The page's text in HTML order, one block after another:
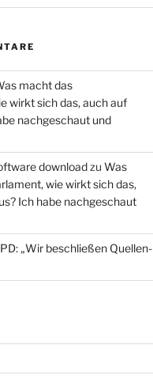
macht das
wirkt sich das, auch auf
nachgeschaut und
downloadzu Was
wie wirkt sich das,
Ich habe nachgeschaut
„Wir beschließen Quellen-